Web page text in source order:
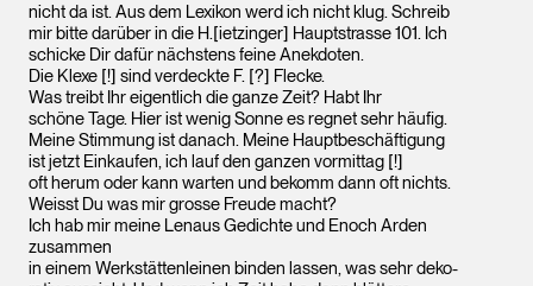
nicht da ist. Aus dem Lexikon werd ich nicht klug. Schreib
mir bitte darüber in die H.[ietzinger] Hauptstrasse 101. Ich
schicke Dir dafür nächstens feine Anekdoten.
Die Klexe [!] sind verdeckte F. [?] Flecke.
Was treibt Ihr eigentlich die ganze Zeit? Habt Ihr
schöne Tage. Hier ist wenig Sonne es regnet sehr häufig.
Meine Stimmung ist danach. Meine Hauptbeschäftigung
ist jetzt Einkaufen, ich lauf den ganzen vormittag [!]
oft herum oder kann warten und bekomm dann oft nichts.
Weisst Du was mir grosse Freude macht?
Ich hab mir meine Lenaus Gedichte und Enoch Arden
zusammen
in einem Werkstättenleinen binden lassen, was sehr deko-